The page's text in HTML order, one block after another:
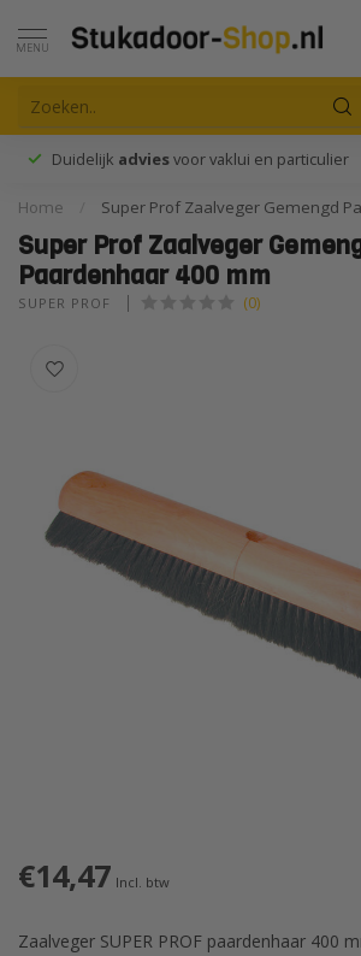
MENU
Duidelijk adviesvoor vaklui en particulier
Home Super Prof Zaalveger Gemengd
Super Prof Zaalveger
Paardenhaar 400 mm
SUPER PROF (0)
€14,47 Incl. btw
Zaalveger SUPER PROF paardenhaar 400